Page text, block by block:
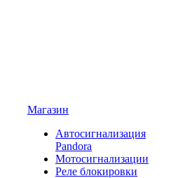
Магазин
Автосигнализация
Pandora
Мотосигнализации
Реле блокировки